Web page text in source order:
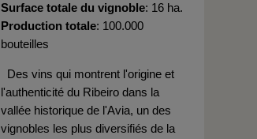
Surface totale du vignoble 16 ha.
Production totale 100.000
bouteilles
Des vins qui montrent l'origine et
l'authenticité du Ribeiro dans la
vallée historique de l'Avia, un des
vignobles les plus diversifiés de la